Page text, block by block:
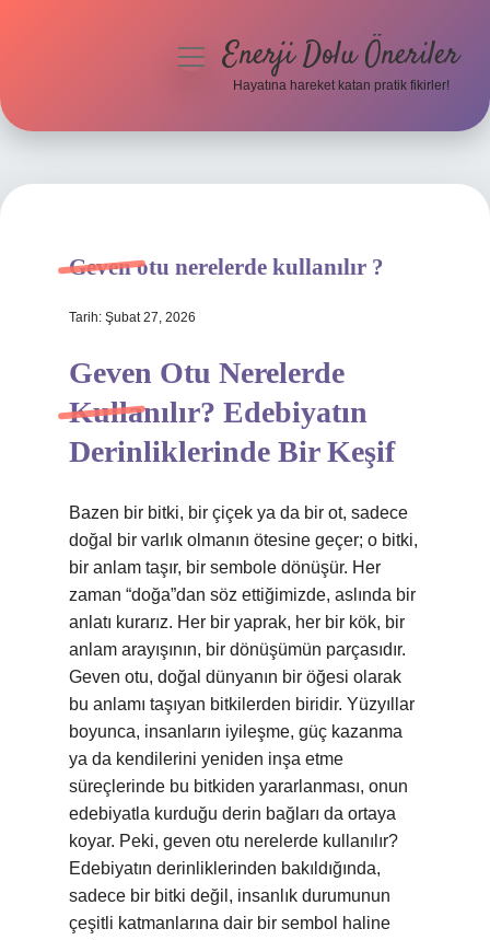
Hakkımızda
menüyüEnerji Dolu Öneriler
Hayatına hareket katan pratik fikirler!
Geven otu nerelerde kullanılır ?
Tarih: Şubat 27, 2026
Geven Otu Nerelerde
Kullanılır? Edebiyatın
Derinliklerinde Bir Keşif
Bazen bir bitki, bir çiçek ya da bir ot, sadece
doğal bir varlık olmanın ötesine geçer; o bitki,
bir anlam taşır, bir sembole dönüşür. Her
zaman “doğa”dan söz ettiğimizde, aslında bir
anlatı kurarız. Her bir yaprak, her bir kök, bir
anlam arayışının, bir dönüşümün parçasıdır.
Geven otu, doğal dünyanın bir öğesi olarak
bu anlamı taşıyan bitkilerden biridir. Yüzyıllar
boyunca, insanların iyileşme, güç kazanma
ya da kendilerini yeniden inşa etme
süreçlerinde bu bitkiden yararlanması, onun
edebiyatla kurduğu derin bağları da ortaya
koyar. Peki, geven otu nerelerde kullanılır?
Edebiyatın derinliklerinden bakıldığında,
sadece bir bitki değil, insanlık durumunun
çeşitli katmanlarına dair bir sembol haline